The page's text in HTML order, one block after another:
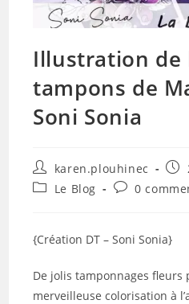
Illustration de
tampons de
Soni Sonia
Auteur/autrice
de
la
karen.plouhinec
PostLe Blog
publication :
0
{Création DT – Soni Sonia}
De jolis tamponnages fleurs
merveilleuse colorisation à